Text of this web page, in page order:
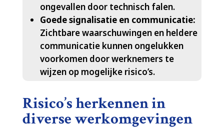
ongevallen door technisch falen.​
Goede signalisatie en communicatie:
Zichtbare waarschuwingen en heldere
communicatie kunnen ongelukken
voorkomen door werknemers te
wijzen op mogelijke risico’s.​
Risico’s herkennen in
diverse werkomgevingen